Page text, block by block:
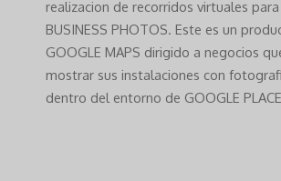
realizacion de recorridos virtuales para
BUSINESS PHOTOS. Este es un
GOOGLE MAPS dirigido a negocios
mostrar sus instalaciones con
dentro del entorno de GOOGLE